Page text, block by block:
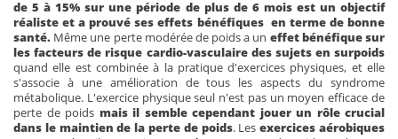
de 5 à 15% sur une période de plus de 6 mois est un objectif
réaliste et a prouvé ses effets bénéfiques en terme de bonne
santé. Même une perte modérée de poids a un effet bénéfique sur
les facteurs de risque cardio-vasculaire des sujets en surpoids
quand elle est combinée à la pratique d'exercices physiques, et elle
s'associe à une amélioration de tous les aspects du syndrome
métabolique. L'exercice physique seul n'est pas un moyen efficace de
perte de poids mais il semble cependant jouer un rôle crucial
dans le maintien de la perte de poids. Lesexercices aérobiques